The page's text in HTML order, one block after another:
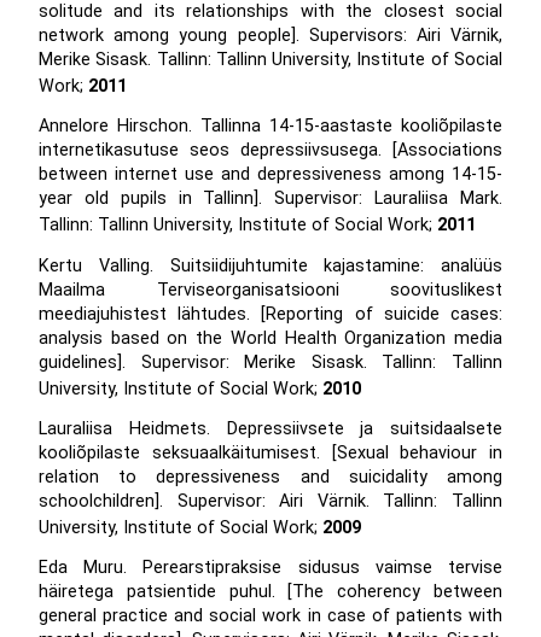
solitude and its relationships with the closest social
network among young people]. Supervisors: Airi Värnik,
Merike Sisask. Tallinn: Tallinn University, Institute of Social
Work; 2011
Annelore Hirschon. Tallinna 14-15-aastaste kooliõpilaste
internetikasutuse seos depressiivsusega. [Associations
between internet use and depressiveness among 14-15-
year old pupils in Tallinn]. Supervisor: Lauraliisa Mark.
Tallinn: Tallinn University, Institute of Social Work; 2011
Kertu Valling. Suitsiidijuhtumite kajastamine: analüüs
Maailma Terviseorganisatsiooni soovituslikest
meediajuhistest lähtudes. [Reporting of suicide cases:
analysis based on the World Health Organization media
guidelines]. Supervisor: Merike Sisask. Tallinn: Tallinn
University, Institute of Social Work; 2010
Lauraliisa Heidmets. Depressiivsete ja suitsidaalsete
kooliõpilaste seksuaalkäitumisest. [Sexual behaviour in
relation to depressiveness and suicidality among
schoolchildren]. Supervisor: Airi Värnik. Tallinn: Tallinn
University, Institute of Social Work; 2009
Eda Muru. Perearstipraksise sidusus vaimse tervise
häiretega patsientide puhul. [The coherency between
general practice and social work in case of patients with